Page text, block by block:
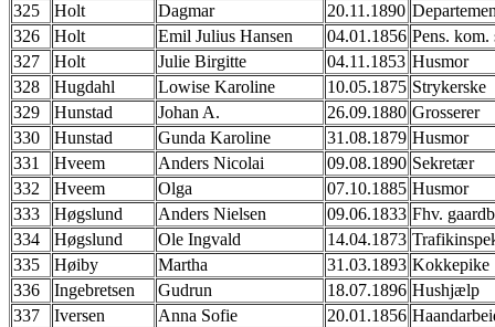
325
Holt Dagmar 20.11.1890
326
Holt Emil Julius Hansen 04.01.1856 Pens. kom.
327
Holt Julie Birgitte 04.11.1853 Husmor
328
Hugdahl Lowise Karoline 10.05.1875 Strykerske
329
Hunstad Johan A. 26.09.1880 Grosserer
330
Hunstad Gunda Karoline 31.08.1879 Husmor
331
Hveem Anders Nicolai 09.08.1890 Sekretær
332
Hveem Olga 07.10.1885 Husmor
333
Høgslund Anders Nielsen 09.06.1833 Fhv.
334
Høgslund Ole Ingvald 14.04.1873
335
Høiby Martha 31.03.1893 Kokkepike
336
Ingebretsen Gudrun 18.07.1896 Hushjælp
337
Iversen Anna Sofie 20.01.1856